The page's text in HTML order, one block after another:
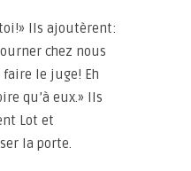
Ils ajoutèrent:
chez nous
le juge! Eh
qu’à eux.» Ils
Lot et
la porte.